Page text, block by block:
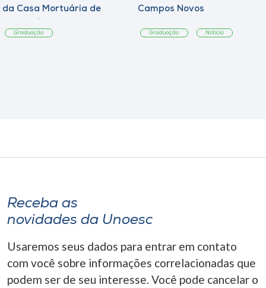
da Casa Mortuária de
Graduação
Campos Novos
Graduação Notícia
Receba as
novidades da Unoesc
Usaremos seus dados para entrar em contato
com você sobre informações correlacionadas que
podem ser de seu interesse. Você pode cancelar o